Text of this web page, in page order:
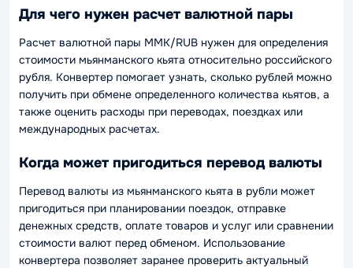
Для чего нужен расчет валютной пары
Расчет валютной пары MMK/RUB нужен для определения
стоимости мьянманского кьята относительно российского
рубля. Конвертер помогает узнать, сколько рублей можно
получить при обмене определенного количества кьятов, а
также оценить расходы при переводах, поездках или
международных расчетах.
Когда может пригодиться перевод валюты
Перевод валюты из мьянманского кьята в рубли может
пригодиться при планировании поездок, отправке
денежных средств, оплате товаров и услуг или сравнении
стоимости валют перед обменом. Использование
конвертера позволяет заранее проверить актуальный